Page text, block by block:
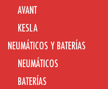
AVANT
KESLA
NEUMÁTICOS Y BATERÍAS
NEUMÁTICOS
BATERÍAS